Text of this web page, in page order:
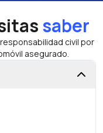
saber
civil por
asegurado.